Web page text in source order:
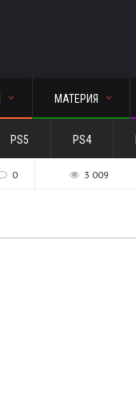
МАТЕРИЯ
PS5 PS4
0 3 009